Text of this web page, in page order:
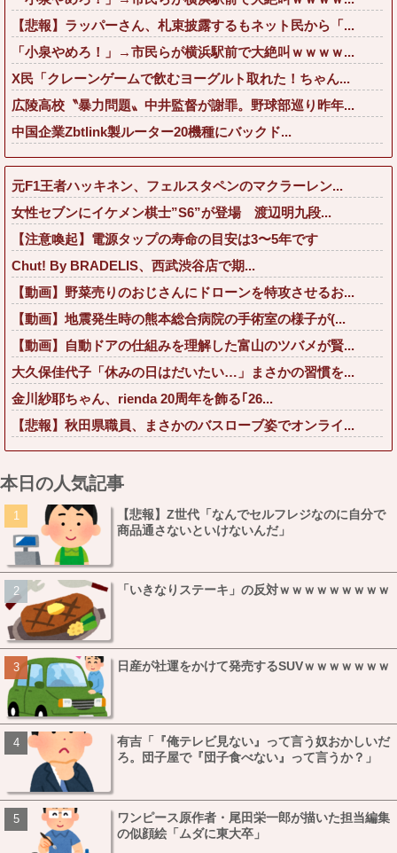
【悲報】ラッパーさん、札束披露するもネット民から「...
「小泉やめろ！」→市民らが横浜駅前で大絶叫ｗｗｗｗ...
X民「クレーンゲームで飲むヨーグルト取れた！ちゃん...
広陵高校〝暴力問題〟中井監督が謝罪。野球部巡り昨年...
中国企業Zbtlink製ルーター20機種にバックド...
元F1王者ハッキネン、フェルスタペンのマクラーレン...
女性セブンにイケメン棋士”S6”が登場 渡辺明九段...
【注意喚起】電源タップの寿命の目安は3〜5年です
Chut! By BRADELIS、西武渋谷店で期...
【動画】野菜売りのおじさんにドローンを特攻させるお...
【動画】地震発生時の熊本総合病院の手術室の様子が(...
【動画】自動ドアの仕組みを理解した富山のツバメが賢...
大久保佳代子「休みの日はだいたい…」まさかの習慣を...
金川紗耶ちゃん、rienda 20周年を飾る｢26...
【悲報】秋田県職員、まさかのバスローブ姿でオンライ...
本日の人気記事
【悲報】Z世代「なんでセルフレジなのに自分で
商品通さないといけないんだ」
「いきなりステーキ」の反対ｗｗｗｗｗｗｗｗｗ
日産が社運をかけて発売するSUVｗｗｗｗｗｗｗ
有吉「『俺テレビ見ない』って言う奴おかしいだ
ろ。団子屋で『団子食べない』って言うか？」
ワンピース原作者・尾田栄一郎が描いた担当編集
の似顔絵「ムダに東大卒」